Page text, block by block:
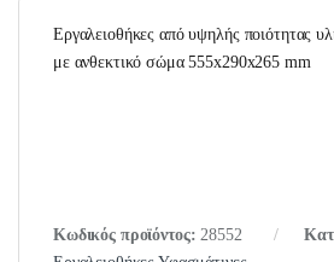
Εργαλειοθήκες από υψηλής ποιότητας
με ανθεκτικό σώμα 555x290x265 mm
Κωδικός προϊόντος:28552